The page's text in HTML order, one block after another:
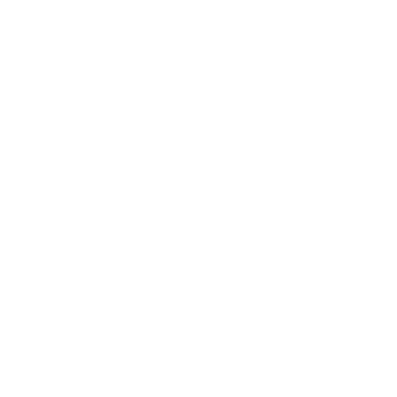
разливы и долгие часы танцев.
Структура натурального дерева придает
всех деталей рисунка на поверхности, добавляя